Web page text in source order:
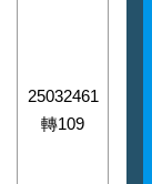
25032461
轉109